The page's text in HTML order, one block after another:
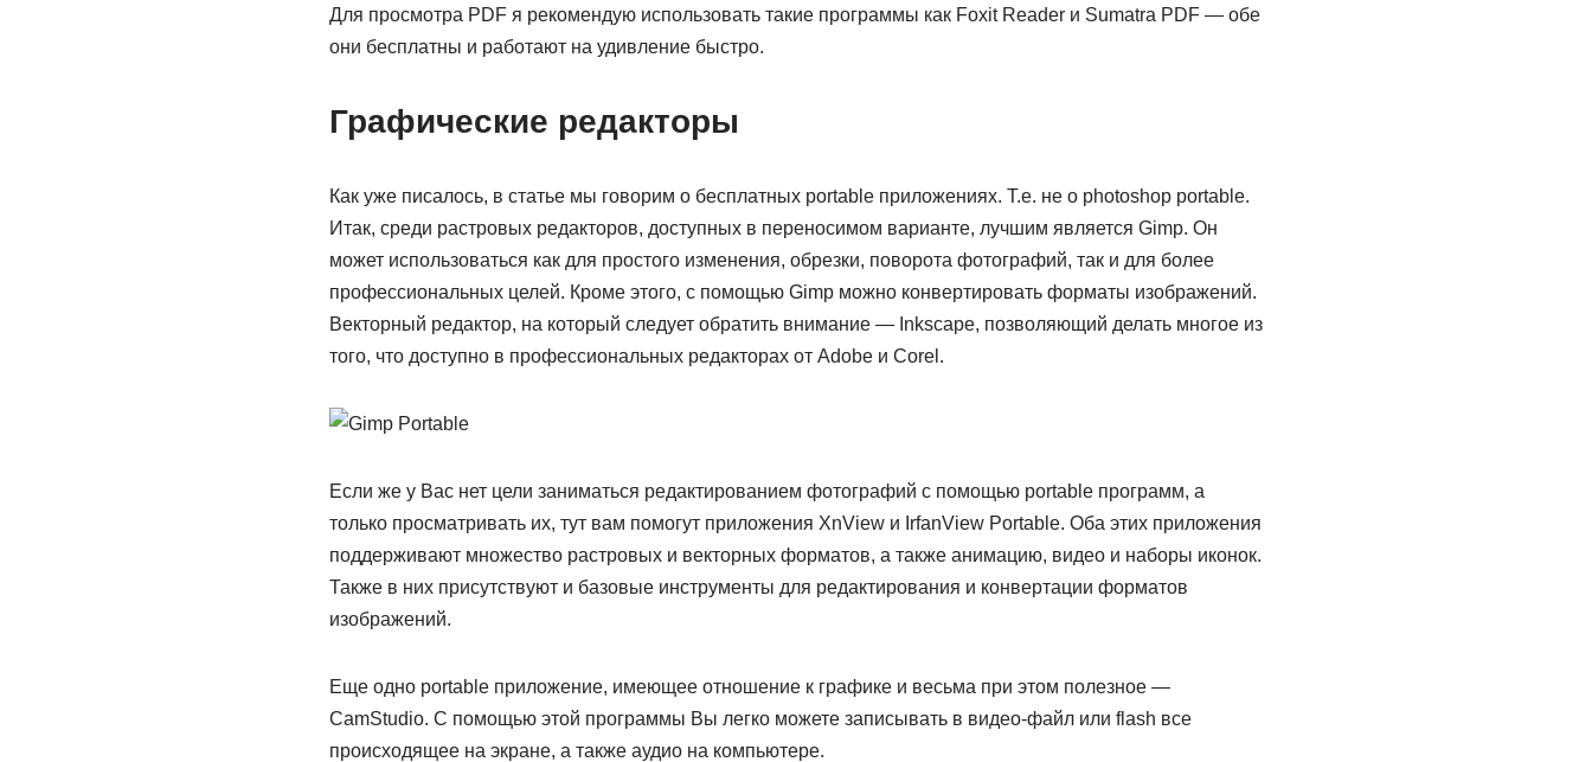
Для просмотра PDF я рекомендую использовать такие программы как Foxit Reader и Sumatra PDF — обе
они бесплатны и работают на удивление быстро.
Графические редакторы
Как уже писалось, в статье мы говорим о бесплатных portable приложениях. Т.е. не о photoshop portable.
Итак, среди растровых редакторов, доступных в переносимом варианте, лучшим является Gimp. Он
может использоваться как для простого изменения, обрезки, поворота фотографий, так и для более
профессиональных целей. Кроме этого, с помощью Gimp можно конвертировать форматы изображений.
Векторный редактор, на который следует обратить внимание — Inkscape, позволяющий делать многое из
того, что доступно в профессиональных редакторах от Adobe и Corel.
Если же у Вас нет цели заниматься редактированием фотографий с помощью portable программ, а
только просматривать их, тут вам помогут приложения XnView и IrfanView Portable. Оба этих приложения
поддерживают множество растровых и векторных форматов, а также анимацию, видео и наборы иконок.
Также в них присутствуют и базовые инструменты для редактирования и конвертации форматов
изображений.
Еще одно portable приложение, имеющее отношение к графике и весьма при этом полезное —
CamStudio. С помощью этой программы Вы легко можете записывать в видео-файл или flash все
происходящее на экране, а также аудио на компьютере.